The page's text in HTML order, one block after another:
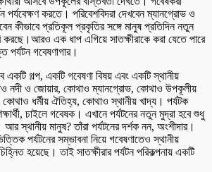
পর্যবেক্ষণ করতে। পরিবেশবিদরা দেখবেন ম্যানগ্রোভ ও
কীভাবে প্রতিকূল প্রকৃতির সঙ্গে মানুষ প্রতিদিন নতুন
করছে।আরও এক ধাপ এগিয়ে সাতক্ষীরাকে করা যেতে পারে
পর্যটন গবেষণাগার।
একটি গল্প, একটি গবেষণা বিষয় এবং একটি স্থানীয়
নদী ও জোয়ার, কোথাও ম্যানগ্রোভ, কোথাও উপকূলীয়
ধর্মীয় ঐতিহ্য, কোথাও স্থানীয় খাদ্য। পর্যটক
চাইলে গবেষক। এখানে পর্যটনের নতুন মুদ্রা হবে শুধু
স্থানীয় মানুষ? তাঁরা পর্যটনের দর্শক নন, অংশীদার।
পর্যটনের সম্ভাবনা নিয়ে গবেষণাতেও স্থানীয়
হয়েছে। তাই সাতক্ষীরার পর্যটন পরিকল্পনায় একটি